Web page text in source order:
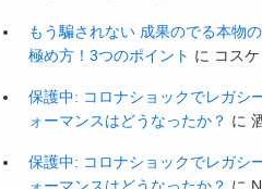
もう騙されない 成果のでる本物
極め方！3つのポイント に コスケ
保護中: コロナショックでレガシ
ォーマンスはどうなったか？ に
保護中: コロナショックでレガシ
ォーマンスはどうなったか？ に